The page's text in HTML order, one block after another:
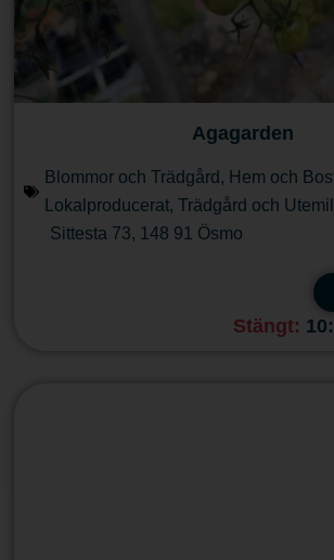
Agagarden
Blommor och Trädgård , Hem och
Lokalproducerat, Trädgård och
Sittesta 73, 148 91 Ösmo
Stängt: